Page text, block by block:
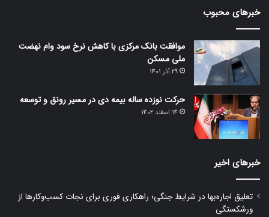
خبرهای محبوب
موافقت بانک مرکزی با کاهش نرخ سود وام نهضت
ملی مسکن
29 آذر 1401
حرکت نوزده ساله بیمه دی در مسیر رونق و توسعه
14 اسفند 1402
خبرهای اخیر
تعلیق اجاره‌بها در شرایط جنگی؛ راهکاری فوری برای نجات کسب‌وکارها از
ورشکستگی